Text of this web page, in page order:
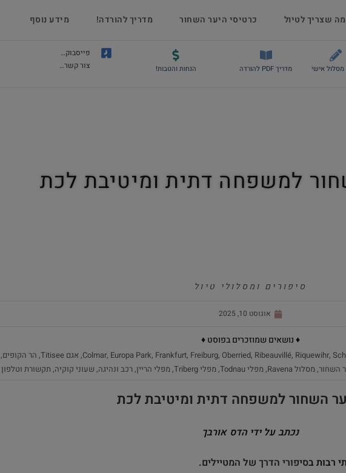
שצריך לטיול כרטיסי היער השחור מדריך להורדה! מידע נוסף
מסלול אישי מדריך PDF להורדה הנחות והטבות!
פייסבוק…
צור קשר…
למשפחה דתית ומיטיבת לכת
סיפורים ומסלולי טיול
אוגוסט 10, 2025
♦ נושאים שמוזכרים בפוסט ♦
Colmar, Europa Park, Frankfurt, Freiburg, Oberried, Ribeauvillé, Riquewihr,
,אגם Titisee , הר הקופים,
השחור,מסלול Ravena ,מפלי Todnau ,מפלי Triberg ,מפלי הריין,רכב ונהיגה, שעוני קוקיה, תקשורת וטלפון
השחור למשפחה דתית ומיטיבת לכת
נכתב על ידי הדס אורבך
רבות בסיפורי הדרך של המטיילים.